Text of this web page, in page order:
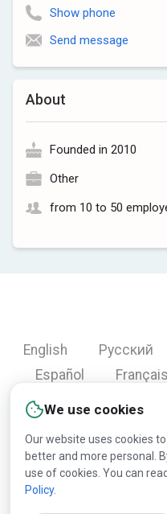
About
Founded in 2010
Other
from 10 to 50
Show phone
Send message
We use cookies
Our website uses cookies
better and more personal.
use of cookies. You can
Policy.
English Русский
Español
Français
Copyright © 2000-2026